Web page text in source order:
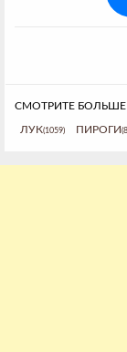
СМОТРИТЕ БОЛЬШЕ
ЛУК(1059) ПИРОГИ